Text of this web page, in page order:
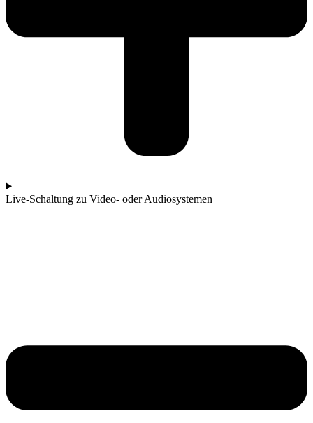
Live-Schaltung zu Video- oder Audiosystemen